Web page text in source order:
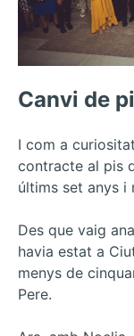
Canvi de
I com a
contracte al pis
últims set anys i
Des que vaig
havia estat a
menys de
Pere.